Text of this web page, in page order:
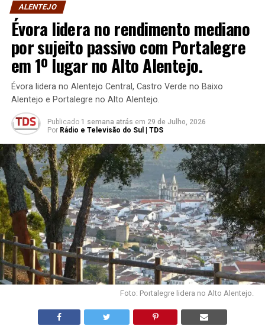
ALENTEJO
Évora lidera no rendimento mediano
por sujeito passivo com Portalegre
em 1º lugar no Alto Alentejo.
Évora lidera no Alentejo Central, Castro Verde no Baixo
Alentejo e Portalegre no Alto Alentejo.
Publicado 1 semana atrás em 29 de Julho, 2026
Por Rádio e Televisão do Sul | TDS
Foto: Portalegre lidera no Alto Alentejo.